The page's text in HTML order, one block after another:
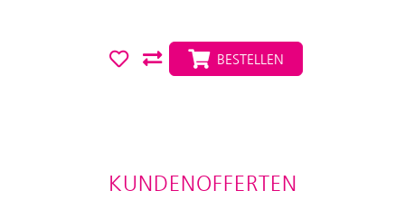
BESTELLEN
KUNDENOFFERTEN